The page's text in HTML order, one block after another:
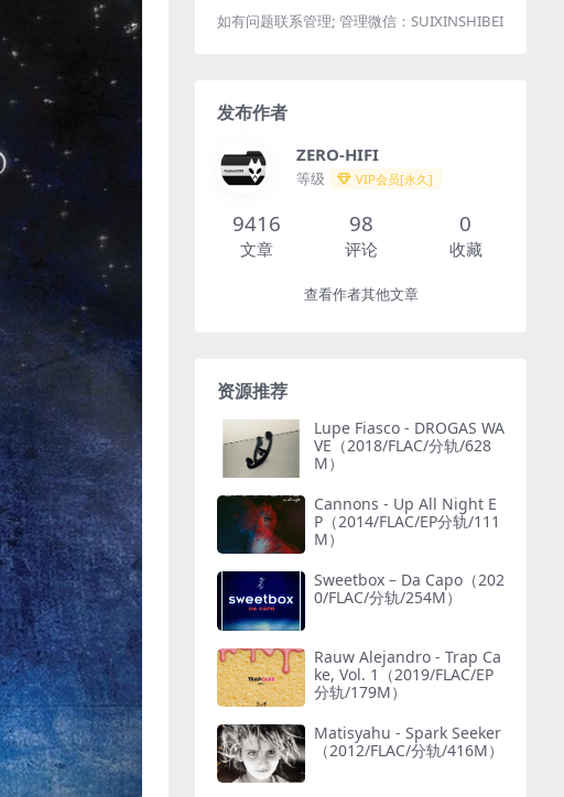
如有问题联系管理; 管理微信：SUIXINSHIBEI
发布作者
ZERO-HIFI
等级 VIP会员[永久]
9416
文章
98
评论
0
收藏
查看作者其他文章
资源推荐
Lupe Fiasco - DROGAS WA
VE（2018/FLAC/分轨/628
M）
Cannons - Up All Night E
P（2014/FLAC/EP分轨/111
M）
Sweetbox – Da Capo（202
0/FLAC/分轨/254M）
Rauw Alejandro - Trap Ca
ke, Vol. 1（2019/FLAC/EP
分轨/179M）
Matisyahu - Spark Seeker
（2012/FLAC/分轨/416M）